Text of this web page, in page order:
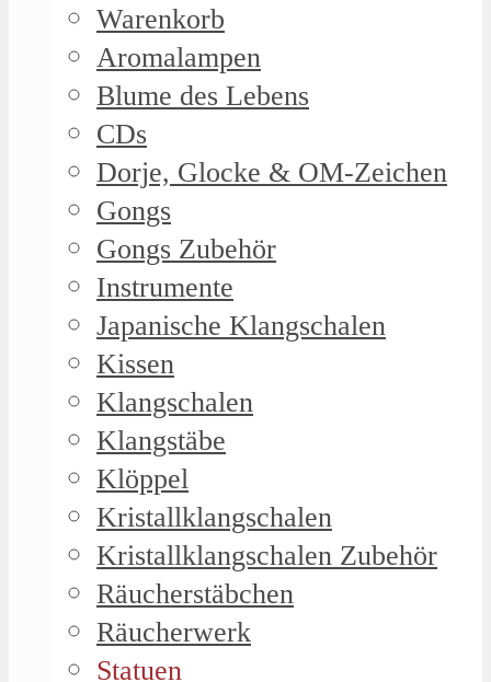
Warenkorb
Aromalampen
Blume des Lebens
CDs
Dorje, Glocke & OM-Zeichen
Gongs
Gongs Zubehör
Instrumente
Japanische Klangschalen
Kissen
Klangschalen
Klangstäbe
Klöppel
Kristallklangschalen
Kristallklangschalen Zubehör
Räucherstäbchen
Räucherwerk
Statuen